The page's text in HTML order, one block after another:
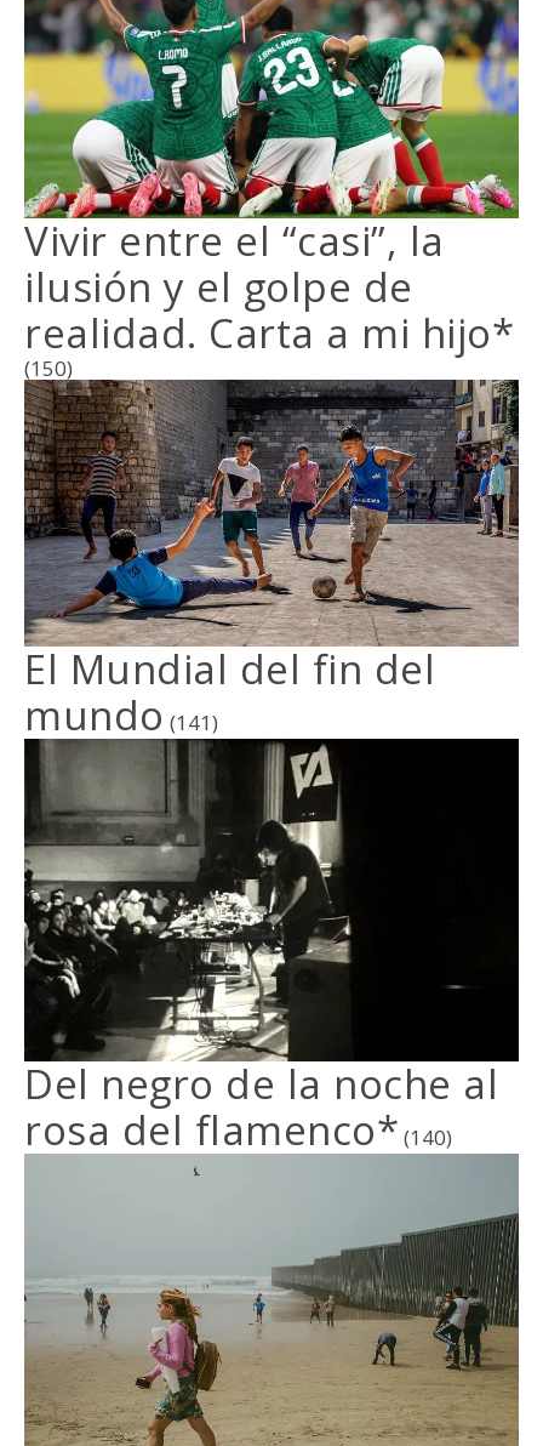
Vivir entre el “casi”, la
ilusión y el golpe de
realidad. Carta a mi hijo*
(150)
El Mundial del fin del
mundo (141)
Del negro de la noche al
rosa del flamenco* (140)